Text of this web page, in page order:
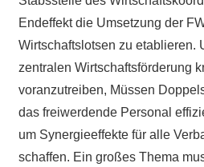
Endeffekt die Umsetzung der
Wirtschaftslotsen zu etablieren.
zentralen Wirtschaftsförderung
voranzutreiben, Müssen
das freiwerdende Personal
um Synergieeffekte für alle
schaffen. Ein großes Thema